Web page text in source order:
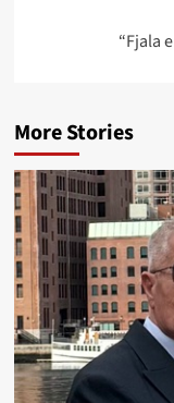
“Fjala
More Stories